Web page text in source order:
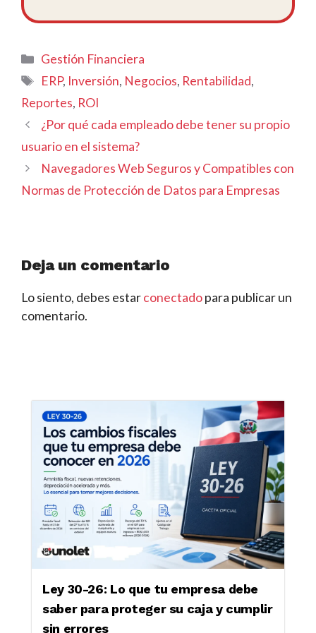
Categorías
Gestión Financiera
Etiquetas
ERP, Inversión, Negocios, Rentabilidad,
Reportes, ROI
¿Por qué cada empleado debe tener su propio
usuario en el sistema?
Navegadores Web Seguros y Compatibles con
Normas de Protección de Datos para Empresas
Deja un comentario
Lo siento, debes estarconectadopara publicar un
comentario.
Ley 30-26: Lo que tu empresa debe
saber para proteger su caja y cumplir
sin errores